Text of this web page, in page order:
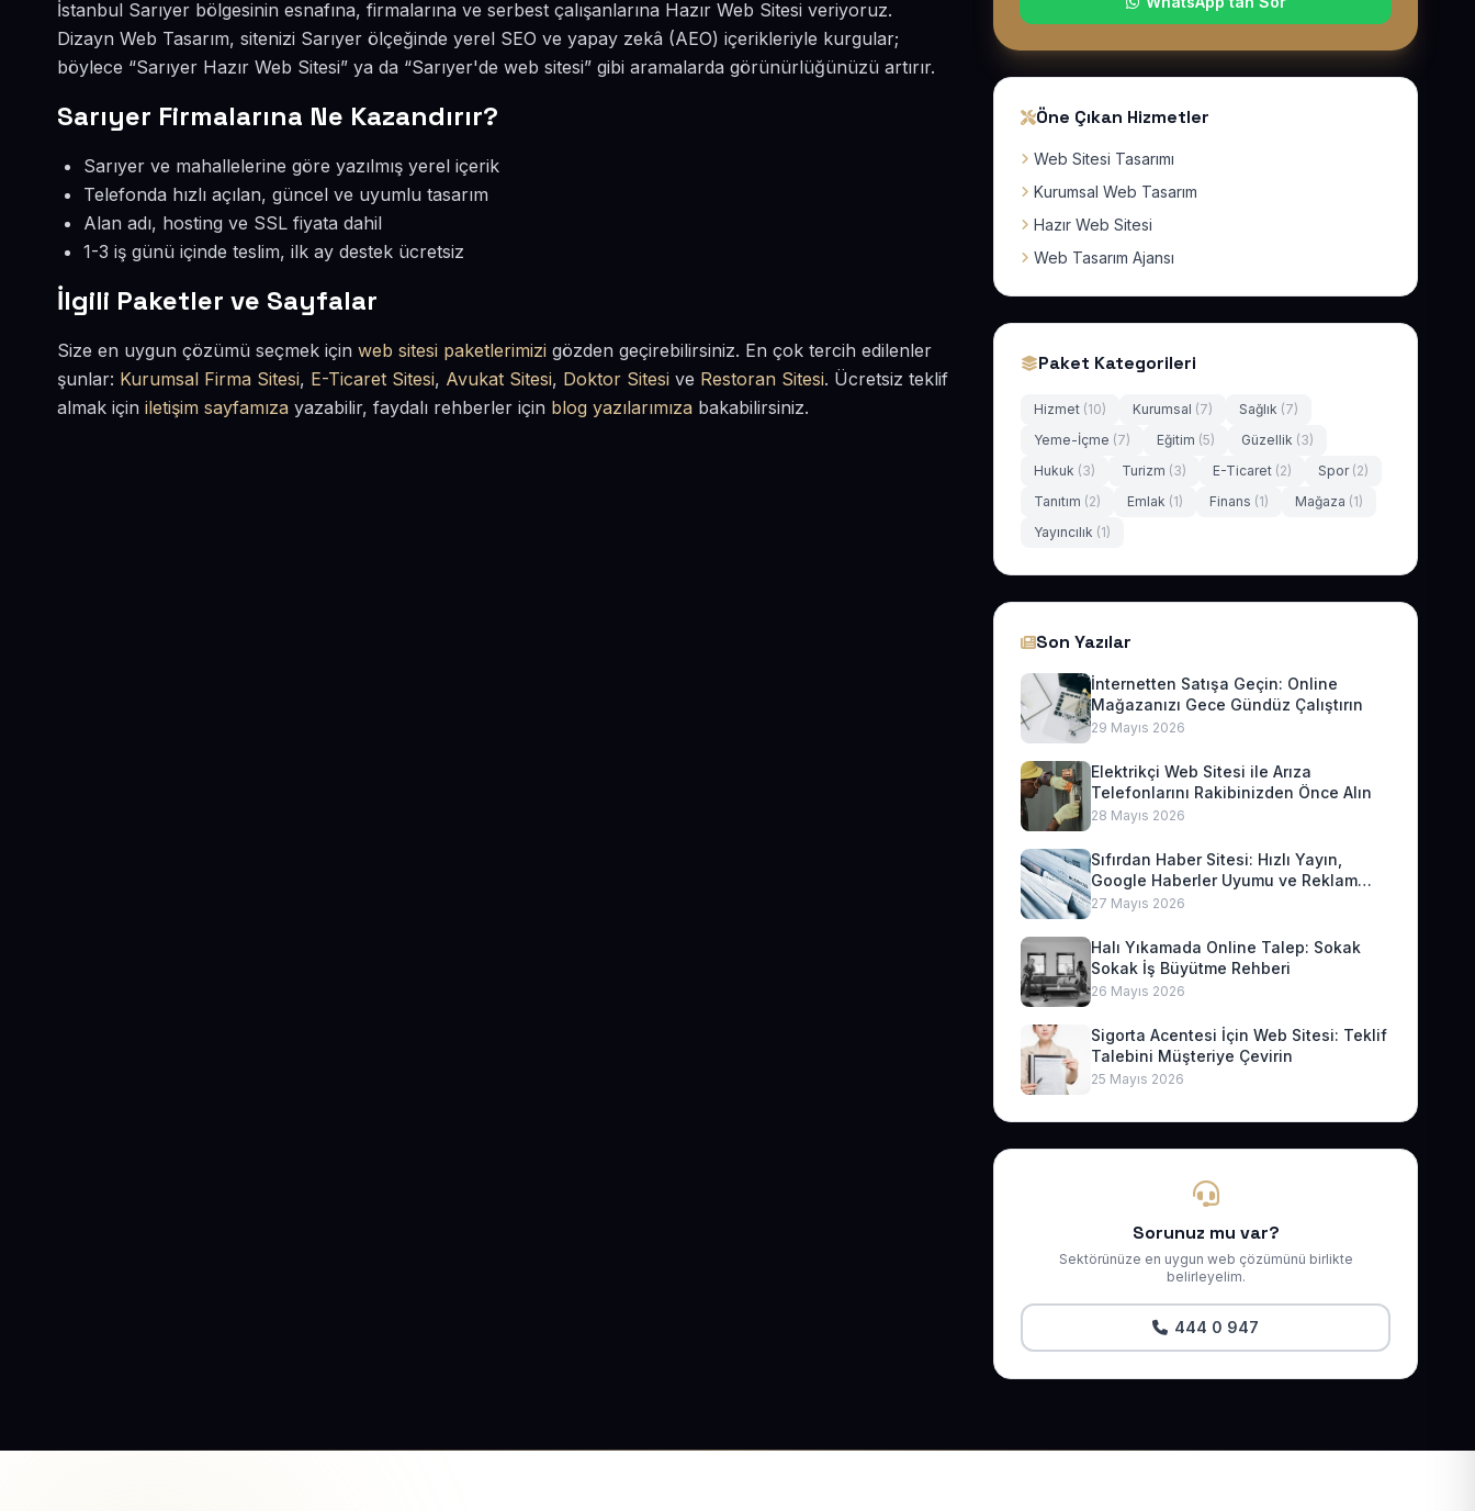
İstanbul Sarıyer bölgesinin esnafına, firmalarına ve serbest çalışanlarına Hazır Web Sitesi veriyoruz.
Dizayn Web Tasarım, sitenizi Sarıyer ölçeğinde yerel SEO ve yapay zekâ (AEO) içerikleriyle kurgular;
böylece “Sarıyer Hazır Web Sitesi” ya da “Sarıyer'de web sitesi” gibi aramalarda görünürlüğünüzü artırır.
Sarıyer Firmalarına Ne Kazandırır?
Sarıyer ve mahallelerine göre yazılmış yerel içerik
Telefonda hızlı açılan, güncel ve uyumlu tasarım
Alan adı, hosting ve SSL fiyata dahil
1-3 iş günü içinde teslim, ilk ay destek ücretsiz
İlgili Paketler ve Sayfalar
Size en uygun çözümü seçmek için web sitesi paketlerimizi gözden geçirebilirsiniz. En çok tercih edilenler
şunlar: Kurumsal Firma Sitesi, E-Ticaret Sitesi, Avukat Sitesi, Doktor Sitesi ve Restoran Sitesi. Ücretsiz teklif
almak için iletişim sayfamıza yazabilir, faydalı rehberler için blog yazılarımıza bakabilirsiniz.
Öne Çıkan Hizmetler
Web Sitesi Tasarımı
Kurumsal Web Tasarım
Hazır Web Sitesi
Web Tasarım Ajansı
Paket Kategorileri
Hizmet (10) Kurumsal (7) Sağlık (7)
Yeme-İçme (7) Eğitim (5) Güzellik (3)
Hukuk (3) Turizm (3) E-Ticaret (2) Spor (2)
Tanıtım (2) Emlak (1) Finans (1) Mağaza (1)
Yayıncılık (1)
Son Yazılar
İnternetten Satışa Geçin: Online
Mağazanızı Gece Gündüz Çalıştırın
29 Mayıs 2026
Elektrikçi Web Sitesi ile Arıza
Telefonlarını Rakibinizden Önce Alın
28 Mayıs 2026
Sıfırdan Haber Sitesi: Hızlı Yayın,
Google Haberler Uyumu ve Reklam
Geliri
27 Mayıs 2026
Halı Yıkamada Online Talep: Sokak
Sokak İş Büyütme Rehberi
26 Mayıs 2026
Sigorta Acentesi İçin Web Sitesi: Teklif
Talebini Müşteriye Çevirin
25 Mayıs 2026
Sorunuz mu var?
Sektörünüze en uygun web çözümünü birlikte
belirleyelim.
444 0 947